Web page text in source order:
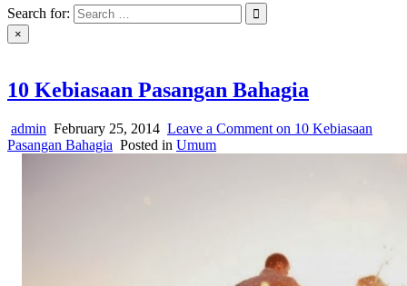
Search for:
×
10 Kebiasaan Pasangan Bahagia
admin February 25, 2014 Leave a Comment on 10 Kebiasaan
Pasangan Bahagia Posted in Umum